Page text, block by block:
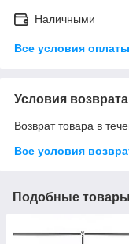
Наличными
Все условия оплаты
Условия возврата
Возврат товара в
Все условия
Подобные